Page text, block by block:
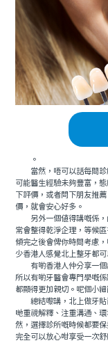
。
當然，唔可以話每間診
可能醫生經驗未夠豐富，
下評價，或者問下朋友推
價，就會安心好多。
另外一個值得講嘅係，
常會整得乾淨企理，等候
傾完之後會俾你時間考慮
少香港人感覺北上整牙都可
有啲香港人仲分享一個
所以有啲牙醫會專門學嘅
都顯得更加親切。呢個小
總結嚟講，北上做牙貼
哋重視解釋、注重溝通、
然，選擇診所嘅時候都要
完全可以放心咁享受一次